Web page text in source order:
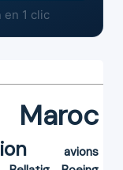
en 1 clic
Maroc
avions